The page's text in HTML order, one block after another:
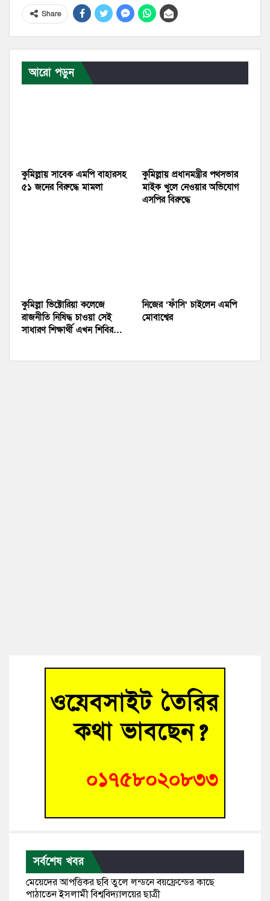
Share
আরো পড়ুন
কুমিল্লায় সাবেক এমপি বাহারসহ
৫১ জনের বিরুদ্ধে মামলা
কুমিল্লায় প্রধানমন্ত্রীর পথসভার
মাইক খুলে নেওয়ার অভিযোগ
এসপির বিরুদ্ধে
কুমিল্লা ভিক্টোরিয়া কলেজে
রাজনীতি নিষিদ্ধ চাওয়া সেই
সাধারণ শিক্ষার্থী এখন শিবির…
নিজের ‘ফাঁসি’ চাইলেন এমপি
মোবাশ্বের
সর্বশেষ খবর
মেয়েদের আপত্তিকর ছবি তুলে লন্ডনে বয়ফ্রেন্ডের কাছে
পাঠাতেন ইসলামী বিশ্ববিদ্যালয়ের ছাত্রী